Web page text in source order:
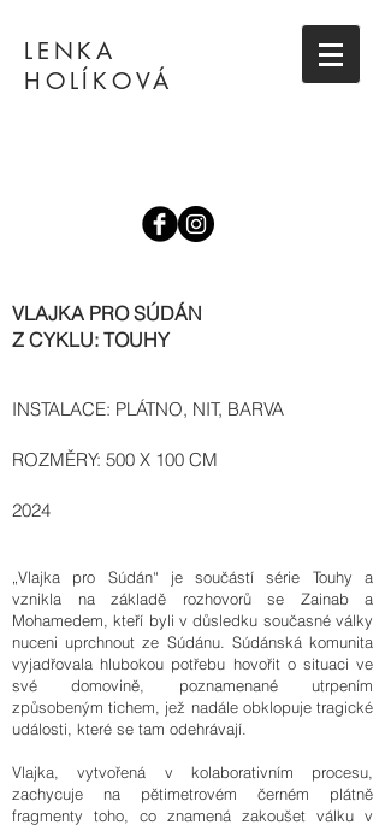
LENKA
HOLÍKOVÁ
VLAJKA PRO SÚDÁN
Z CYKLU: TOUHY
INSTALACE: PLÁTNO, NIT, BARVA
ROZMĚRY: 500 X 100 CM
2024
„Vlajka pro Súdán“ je součástí série Touhy a
vznikla na základě rozhovorů se Zainab a
Mohamedem, kteří byli v důsledku současné války
nuceni uprchnout ze Súdánu. Súdánská komunita
vyjadřovala hlubokou potřebu hovořit o situaci ve
své domovině, poznamenané utrpením
způsobeným tichem, jež nadále obklopuje tragické
události, které se tam odehrávají.
Vlajka, vytvořená v kolaborativním procesu,
zachycuje na pětimetrovém černém plátně
fragmenty toho, co znamená zakoušet válku v